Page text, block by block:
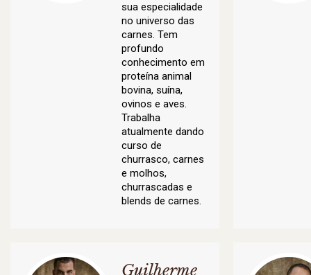
sua especialidade
no universo das
carnes. Tem
profundo
conhecimento em
proteína animal
bovina, suína,
ovinos e aves.
Trabalha
atualmente dando
curso de
churrasco, carnes
e molhos,
churrascadas e
blends de carnes.
Guilherme